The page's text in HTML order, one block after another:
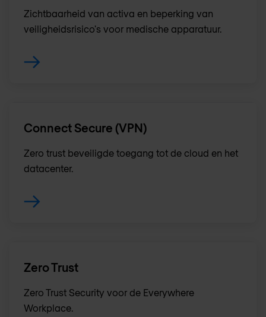
Zichtbaarheid van activa en beperking van
veiligheidsrisico's voor medische apparatuur.
Connect Secure (VPN)
Zero trust beveiligde toegang tot de cloud en het
datacenter.
Zero Trust
Zero Trust Security voor de Everywhere
Workplace.